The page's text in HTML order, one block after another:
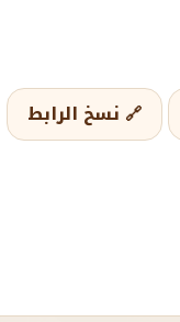
🔗 نسخ الرابط